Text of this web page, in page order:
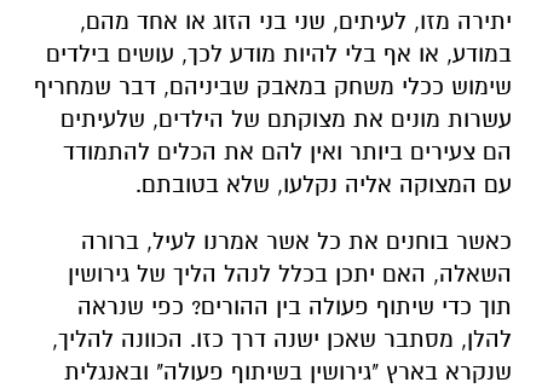
יתירה מזו, לעיתים, שני בני הזוג או אחד מהם,
במודע, או אף בלי להיות מודע לכך, עושים בילדים
שימוש ככלי משחק במאבק שביניהם, דבר שמחריף
עשרות מונים את מצוקתם של הילדים, שלעיתים
הם צעירים ביותר ואין להם את הכלים להתמודד
עם המצוקה אליה נקלעו, שלא בטובתם.
כאשר בוחנים את כל אשר אמרנו לעיל, ברורה
השאלה, האם יתכן בכלל לנהל הליך של גירושין
תוך כדי שיתוף פעולה בין ההורים? כפי שנראה
להלן, מסתבר שאכן ישנה דרך כזו. הכוונה להליך,
שנקרא בארץ "גירושין בשיתוף פעולה" ובאנגלית